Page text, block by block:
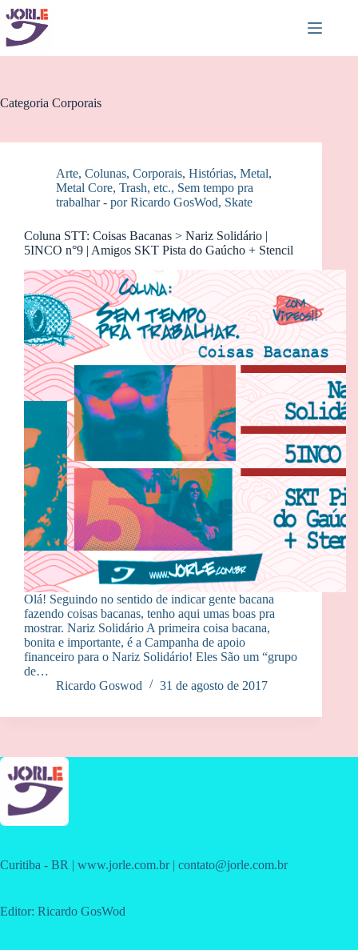
Pular
para
conteúdo
Categoria Corporais
Arte, Colunas, Corporais, Histórias, Metal,
Metal Core, Trash, etc., Sem tempo pra
trabalhar - por Ricardo GosWod, Skate
Coluna STT: Coisas Bacanas > Nariz Solidário |
5INCO n°9 | Amigos SKT Pista do Gaúcho + Stencil
Olá! Seguindo no sentido de indicar gente bacana
fazendo coisas bacanas, tenho aqui umas boas pra
mostrar. Nariz Solidário A primeira coisa bacana,
bonita e importante, é a Campanha de apoio
financeiro para o Nariz Solidário! Eles São um “grupo
de…
Ricardo Goswod
31 de agosto de 2017
Curitiba - BR | www.jorle.com.br | contato@jorle.com.br
Editor: Ricardo GosWod